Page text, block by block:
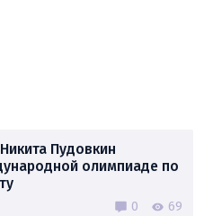
Пудовкин
олимпиаде по
0 69